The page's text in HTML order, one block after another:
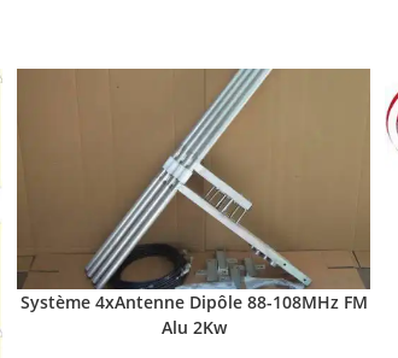
Système 4xAntenne Dipôle 88-108MHz FM
Alu 2Kw